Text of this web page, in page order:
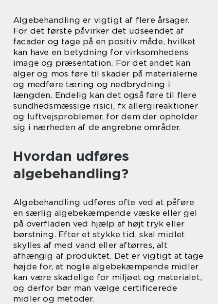
Algebehandling er vigtigt af flere årsager.
For det første påvirker det udseendet af
facader og tage på en positiv måde, hvilket
kan have en betydning for virksomhedens
image og præsentation. For det andet kan
alger og mos føre til skader på materialerne
og medføre tæring og nedbrydning i
længden. Endelig kan det også føre til flere
sundhedsmæssige risici, fx allergireaktioner
og luftvejsproblemer, for dem der opholder
sig i nærheden af de angrebne områder.
Hvordan udføres
algebehandling?
Algebehandling udføres ofte ved at påføre
en særlig algebekæmpende væske eller gel
på overfladen ved hjælp af højt tryk eller
børstning. Efter et stykke tid, skal midlet
skylles af med vand eller aftørres, alt
afhængig af produktet. Det er vigtigt at tage
højde for, at nogle algebekæmpende midler
kan være skadelige for miljøet og materialet,
og derfor bør man vælge certificerede
midler og metoder.